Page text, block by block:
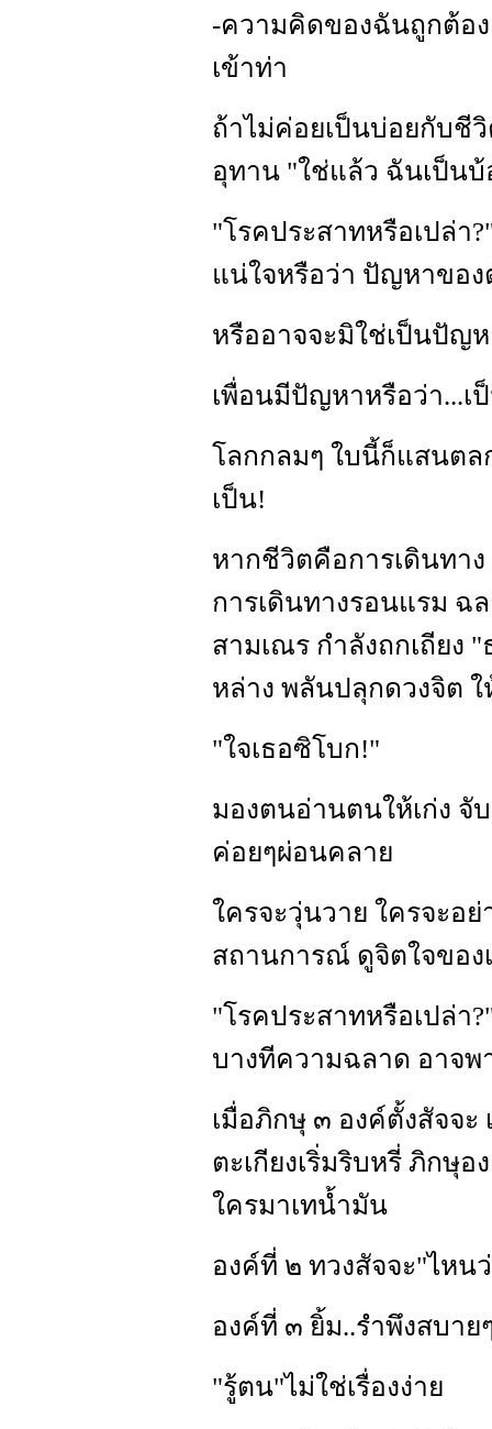
-ความคิดของฉันถูกต้อ
เข้าท่า
ถ้าไม่ค่อยเป็นบ่อยกับชี
อุทาน "ใช่แล้ว ฉันเป็น
"โรคประสาทหรือเปล่า
แน่ใจหรือว่า ปัญหาของ
หรืออาจจะมิใช่เป็นปัญห
เพื่อนมีปัญหาหรือว่า...เ
โลกกลมๆ ใบนี้ก็แสนต
เป็น!
หากชีวิตคือการเดินทา
การเดินทางรอนแรม ฉ
สามเณร กำลังถกเถียง
หล่าง พลันปลุกดวงจิต
"ใจเธอซิโบก!"
มองตนอ่านตนให้เก่ง
ค่อยๆผ่อนคลาย
ใครจะวุ่นวาย ใครจะอย่
สถานการณ์ ดูจิตใจของ
"โรคประสาทหรือเปล่า
บางทีความฉลาด อาจพ
เมื่อภิกษุ ๓ องค์ตั้งสัจจะ
ตะเกียงเริ่มริบหรี่ ภิกษุ
ใครมาเทน้ำมัน
องค์ที่ ๒ ทวงสัจจะ"ไหน
องค์ที่ ๓ ยิ้ม..รำพึงสบา
"รู้ตน"ไม่ใช่เรื่องง่าย